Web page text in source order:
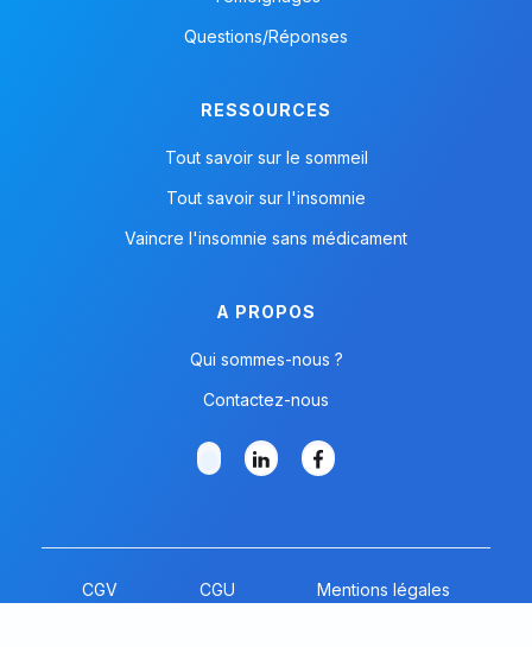
Questions/Réponses
RESSOURCES
Tout savoir sur le sommeil
Tout savoir sur l'insomnie
Vaincre l'insomnie sans médicament
A PROPOS
Qui sommes-nous ?
Contactez-nous
CGV CGU
Mentions légales